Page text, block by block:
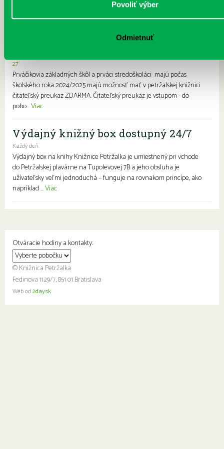
Povoliť výber
Odmietnuť
Prvýkrát do školy, prvýkrát do
knižnice- zápis prváčikov a prvákov
27
Prváčikovia základných škôl a prváci stredoškoláci majú počas
školského roka 2024/2025 majú možnosť mať v petržalskej knižnici
čitateľský preukaz ZDARMA. Čitateľský preukaz je vstupom - do
pobo...Viac
Výdajný knižný box dostupný 24/7
Každý deň
Výdajný box na knihy Knižnice Petržalka je umiestnený pri vchode
do Petržalskej plavárne na Tupolevovej 7B a jeho obsluha je
užívateľsky veľmi jednoduchá – funguje na rovnakom princípe, ako
napríklad ...Viac
Otváracie hodiny a kontakty:
© Knižnica Petržalka
Fedinova 1129/7, 851 01 Bratislava
Web od 2day.sk